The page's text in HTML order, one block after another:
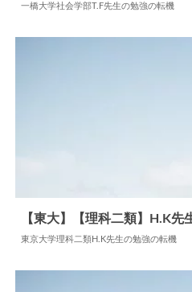
一橋大学社会学部T.F先生の勉強の転機
【東大】【理科二類】H.K先
東京大学理科二類H.K先生の勉強の転機